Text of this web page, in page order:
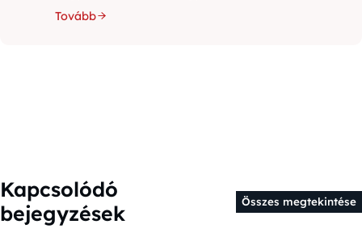
Tovább
Kapcsolódó
bejegyzések
Összes megtekintése